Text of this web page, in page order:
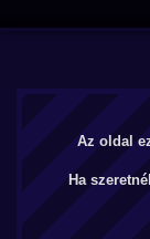
Az oldal
Ha